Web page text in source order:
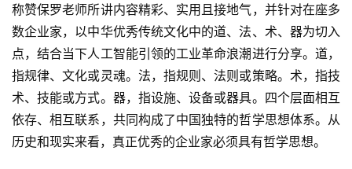
称赞保罗老师所讲内容精彩、实用且接地气，并针对在座多
数企业家，以中华优秀传统文化中的道、法、术、器为切入
点，结合当下人工智能引领的工业革命浪潮进行分享。道，
指规律、文化或灵魂。法，指规则、法则或策略。术，指技
术、技能或方式。器，指设施、设备或器具。四个层面相互
依存、相互联系，共同构成了中国独特的哲学思想体系。从
历史和现实来看，真正优秀的企业家必须具有哲学思想。